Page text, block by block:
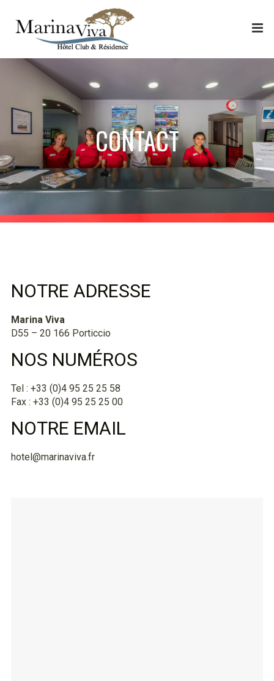
Panneau de gestion des cookies
CONTACT
NOTRE ADRESSE
Marina Viva
D55 – 20 166 Porticcio
NOS NUMÉROS
Tel : +33 (0)4 95 25 25 58
Fax : +33 (0)4 95 25 25 00
NOTRE EMAIL
hotel@marinaviva.fr